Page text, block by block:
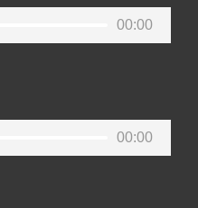
00:00
00:00